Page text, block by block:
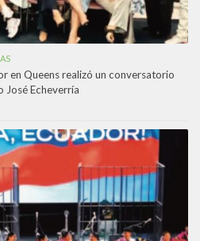
en Queens realizó un conversatorio
Echeverría